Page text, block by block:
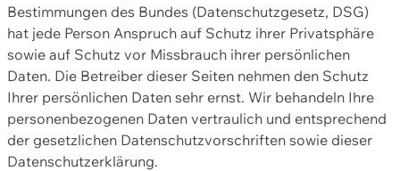
Bestimmungen des Bundes (Datenschutzgesetz, DSG)
hat jede Person Anspruch auf Schutz ihrer Privatsphäre
sowie auf Schutz vor Missbrauch ihrer persönlichen
Daten. Die Betreiber dieser Seiten nehmen den Schutz
Ihrer persönlichen Daten sehr ernst. Wir behandeln Ihre
personenbezogenen Daten vertraulich und entsprechend
der gesetzlichen Datenschutzvorschriften sowie dieser
Datenschutzerklärung.